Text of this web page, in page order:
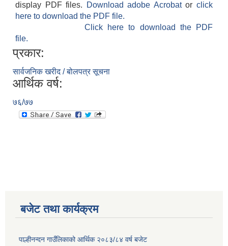
display PDF files.
Download adobe Acrobatorclick
here to download the PDF file.
Click here to download the PDF
file.
प्रकार:
सार्वजनिक खरीद / बोलपत्र सूचना
आर्थिक वर्ष:
७६/७७
बजेट तथा कार्यक्रम
पाल्हीनन्दन गाउँलिकाको आर्थिक २०८३/८४ वर्ष बजेट